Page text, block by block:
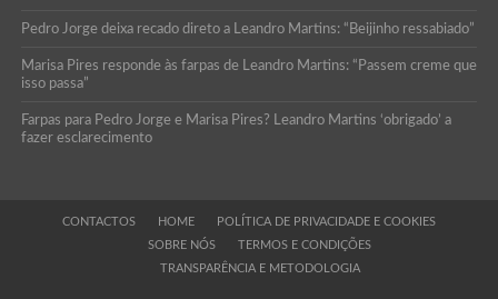
Pedro Jorge deixa recado direto a Leandro Martins: “Beijinho ressabiado”
Marisa Pires responde às farpas de Leandro Martins: “Passem creme que
isso passa”
Farpas para Pedro Jorge e Marisa Pires? Leandro Martins ‘obrigado’ a
fazer esclarecimento
CONTACTOS HOME
POLÍTICA DE PRIVACIDADE E COOKIES
SOBRE NÓS
TERMOS E CONDIÇÕES
TRANSPARÊNCIA E METODOLOGIA